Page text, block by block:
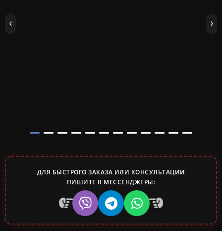
ДЛЯ БЫСТРОГО ЗАКАЗА ИЛИ КОНСУЛЬТАЦИИ
ПИШИТЕ В МЕССЕНДЖЕРЫ: